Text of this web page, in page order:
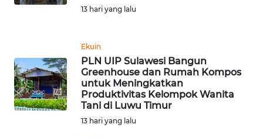
13 hari yang lalu
Ekuin
PLN UIP Sulawesi Bangun
Greenhouse dan Rumah Kompos
untuk Meningkatkan
Produktivitas Kelompok Wanita
Tani di Luwu Timur
13 hari yang lalu
News
Regional
WN
SUMUT